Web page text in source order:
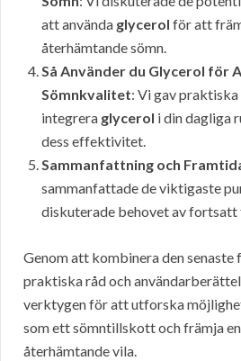
att använda glycerol för att
återhämtande sömn.
Så Använder du Glycerol för
Sömnkvalitet: Vi gav
integrera glycerol i din dagliga
dess effektivitet.
Sammanfattning och
sammanfattade de viktigaste
diskuterade behovet av
Genom att kombinera den senaste
praktiska råd och
verktygen för att utforska
som ett sömntillskott och främja
återhämtande vila.